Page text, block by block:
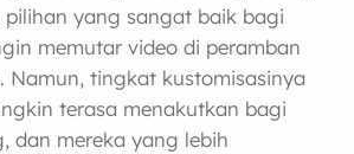
pilihan yang sangat baik bagi
memutar video di peramban
Namun, tingkat kustomisasinya
terasa menakutkan bagi
dan mereka yang lebih